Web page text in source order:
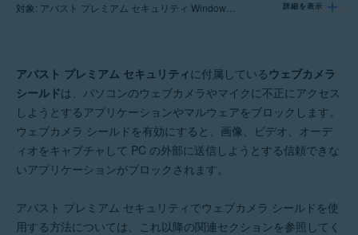
詳細を表示
アバスト プレミアム セキュリティ 23.x Windows PC 版
オペレーティング システム:
Microsoft Windows 11 Home / Pro / Enterprise / Education
Microsoft Windows 10 Home / Pro / Enterprise / Education - 32 / 64 ビッ
ト
Microsoft Windows 8 / Pro / Enterprise - 32 / 64 ビット
Microsoft Windows 7 Home Basic / Home Premium / Professional /
Enterprise / Ultimate - Service Pack 1 with Convenient Rollup Update、
アバスト プレミアム セキュリティ に付属している ウェブカメラ
シールドは、パソコンのウェブカメラやマイクに不正にアクセス
しようとするアプリケーションやマルウェアをブロックします。
ウェブカメラ シールドを有効にすると、画像、ビデオ、オーデ
ィオをキャプチャして PC の外部に送信しようとする信頼できな
いアプリケーションがブロックされます。
アバスト プレミアム セキュリティでウェブカメラ シールドを使
用する方法については、これ以降の関連セクションを参照してく